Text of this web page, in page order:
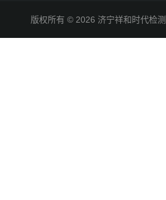
版权所有 © 2026 济宁祥和时代